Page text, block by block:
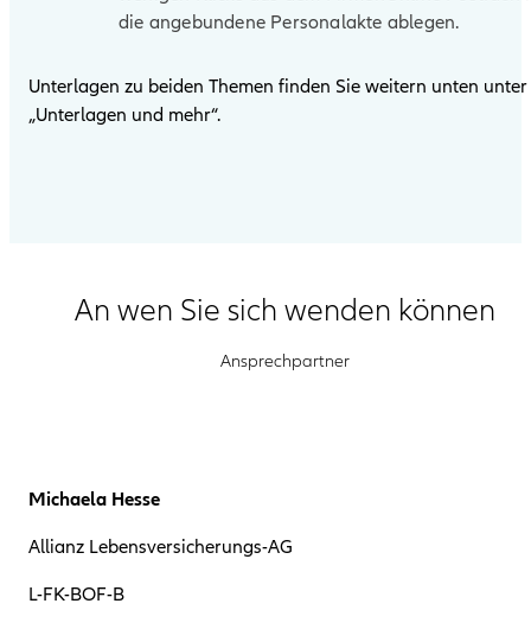
die angebundene Personalakte ablegen.
Unterlagen zu beiden Themen finden Sie weitern unten unter
„Unterlagen und mehr“.
An wen Sie sich wenden können
Ansprechpartner
Michaela Hesse
Allianz Lebensversicherungs-AG
L-FK-BOF-B